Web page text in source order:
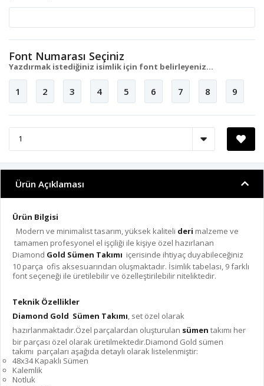
Font Numarası Seçiniz
Yazdırmak istediğiniz isimlik için font belirleyeniz...
1 2 3 4 5 6 7 8 9
Ürün Açıklaması
Ürün Bilgisi
Modern ve minimalist tasarım, yüksek kaliteli deri malzeme ve
tamamen profesyonel el işçiliği ile kişiye özel hazırlanan
Diamond Gold Sümen Takımı içerisinde ihtiyaç duyabileceğiniz
10 parça ofis aksesuarından oluşmaktadır. İsimlik tabelası, 9 farklı
font seçeneği ile üretilebilir ve özelleştirilebilir niteliktedir.
Teknik Özellikler
Diamond Gold Sümen Takımı , set özel olarak
hazırlanmaktadır.Özel parçalardan oluşturulan sümen takımı her
bir parçası özel olarak üretilmektedir.Diamond Gold sümen
takımı parçaları aşağıda detaylı olarak listelenmiştir:
48x34 Kapaklı Sümen
Kalemlik
Notluk